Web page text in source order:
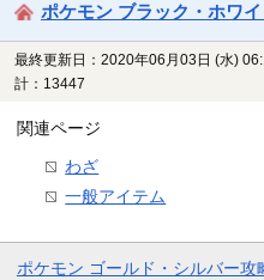
ポケモン ブラック・ホワ
最終更新日：2020年06月03日 (水)
計：13447
関連ページ
わざ
一般アイテム
ポケモン ゴールド・シルバー攻